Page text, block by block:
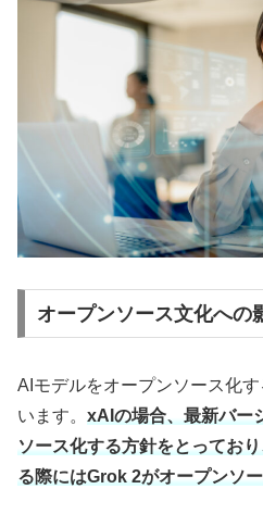
オープンソース文化への
AIモデルをオープンソース化
います。 xAIの場合、最新バー
ソース化する方針をとってお
る際にはGrok 2がオープンソ